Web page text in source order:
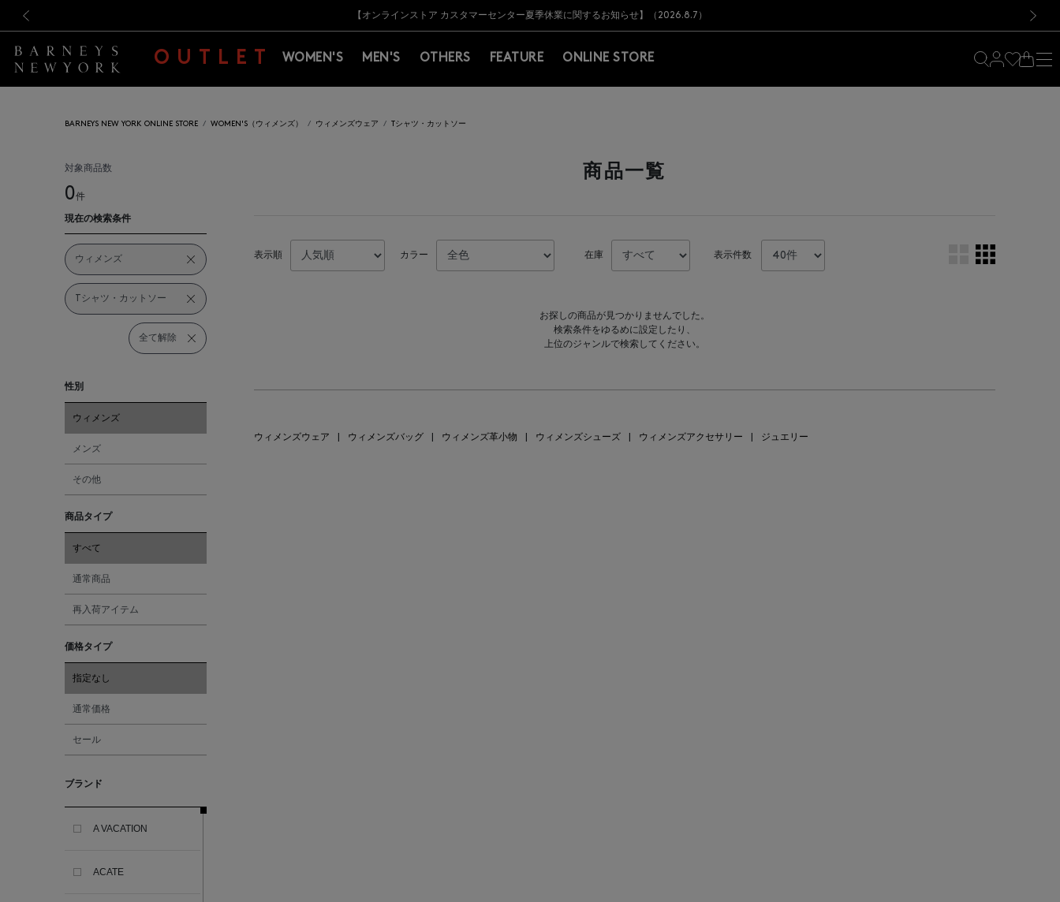
新規登録のお客様も対象！＜MY BARNEYS＞会員のお客様は11,000円（税込）以上のお買上げで常時送料無料！お買い物の際は会員登録を！
【夏季休業に伴う出荷一時停止のお知らせ】(2026.8.7)
【オンラインストア カスタマーセンター夏季休業に関するお知らせ】（2026.8.7）
【夏季休業に伴う返品・交換承り一時停止のお知らせ】（2026.8.5）
熊本県を中心とした地震の影響によるお荷物のお届けについて
【開催中】SUMMER SALEのご案内・ご注意事項
新規登録のお客様も対象！＜MY BARNEYS＞会員のお客様は11,000円（税込）以上のお買上げで常時送料無料！お買い物の際は会員登録を！
【夏季休業に伴う出荷一時停止のお知らせ】(2026.8.7)
OUTLET WOMEN'S MEN'S OTHERS FEATURE ONLINE STORE
BARNEYS NEW YORK ONLINE STORE WOMEN'S（ウィメンズ） ウィメンズウェア Tシャツ・カットソー
対象商品数
0件
現在の検索条件
ウィメンズ
Tシャツ・カットソー
全て解除
性別
ウィメンズ
メンズ
その他
商品タイプ
すべて
通常商品
再入荷アイテム
価格タイプ
指定なし
通常価格
セール
ブランド
A VACATION
ACATE
商品一覧
表示順 カラー 在庫 表示件数
お探しの商品が見つかりませんでした。
検索条件をゆるめに設定したり、
上位のジャンルで検索してください。
ウィメンズウェア ウィメンズバッグ ウィメンズ革小物 ウィメンズシューズ ウィメンズアクセサリー ジュエリー